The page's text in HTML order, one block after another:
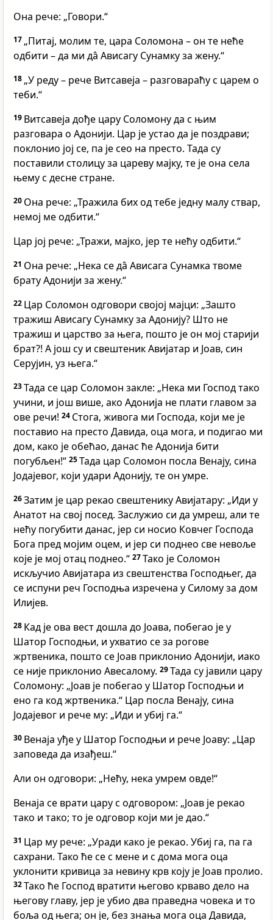
Она рече: „Говори.“
17 „Питај, молим те, цара Соломона – он те неће
одбити – да ми да̂ Ависагу Сунамку за жену.“
18 „У реду – рече Витсавеја – разговараћу с царем о
теби.“
19 Витсавеја дође цару Соломону да с њим
разговара о Адонији. Цар је устао да је поздрави;
поклонио јој се, па је сео на престо. Тада су
поставили столицу за цареву мајку, те је она села
њему с десне стране.
20 Она рече: „Тражила бих од тебе једну малу ствар,
немој ме одбити.“
Цар јој рече: „Тражи, мајко, јер те нећу одбити.“
21 Она рече: „Нека се да̂ Ависага Сунамка твоме
брату Адонији за жену.“
22 Цар Соломон одговори својој мајци: „Зашто
тражиш Ависагу Сунамку за Адонију? Што не
тражиш и царство за њега, пошто је он мој старији
брат?! А још су и свештеник Авијатар и Јоав, син
Серујин, уз њега.“
23Тада се цар Соломон закле: „Нека ми Господ тако
учини, и још више, ако Адонија не плати главом за
ове речи! 24 Стога, живога ми Господа, који ме је
поставио на престо Давида, оца мога, и подигао ми
дом, како је обећао, данас ће Адонија бити
погубљен!“ 25Тада цар Соломон посла Венају, сина
Јодајевог, који удари Адонију, те он умре.
26Затим је цар рекао свештенику Авијатару: „Иди у
Анатот на свој посед. Заслужио си да умреш, али те
нећу погубити данас, јер си носио Ковчег Господа
Бога пред мојим оцем, и јер си поднео све невоље
које је мој отац поднео.“ 27Тако је Соломон
искључио Авијатара из свештенства Господњег, да
се испуни реч Господња изречена у Силому за дом
Илијев.
28 Кад је ова вест дошла до Јоава, побегао је у
Шатор Господњи, и ухватио се за рогове
жртвеника, пошто се Јоав приклонио Адонији, иако
се није приклонио Авесалому. 29Тада су јавили цару
Соломону: „Јоав је побегао у Шатор Господњи и
ено га код жртвеника.“ Цар посла Венају, сина
Јодајевог и рече му: „Иди и убиј га.“
30 Венаја уђе у Шатор Господњи и рече Јоаву: „Цар
заповеда да изађеш.“
Али он одговори: „Нећу, нека умрем овде!“
Венаја се врати цару с одговором: „Јоав је рекао
тако и тако; то је одговор који ми је дао.“
31 Цар му рече: „Уради како је рекао. Убиј га, па га
сахрани. Тако ће се с мене и с дома мога оца
уклонити кривица за невину крв коју је Јоав пролио.
32Тако ће Господ вратити његово крваво дело на
његову главу, јер је убио два праведна човека и то
боља од њега; он је, без знања мога оца Давида,